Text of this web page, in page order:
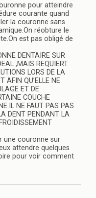
pour atteindre
courante quand
la couronne sans
réobture le
est pas obligé de
DENTAIRE SUR
,MAIS REQUIERT
LORS DE LA
AFIN QU’ELLE NE
ET DE
COUCHE
NE FAUT PAS PAS
DENT PENDANT LA
une couronne sur
attendre quelques
pour voir comment